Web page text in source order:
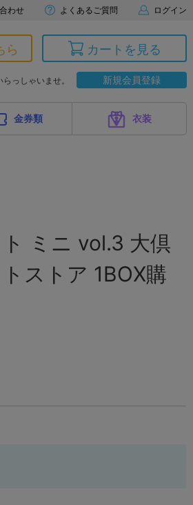
わせ よくあるご質問 ログイン
ら カートを見る
らっしゃいませ。 新規会員登録
金券類 衣装
ミニ vol.3 大倶
ストア 1BOX購